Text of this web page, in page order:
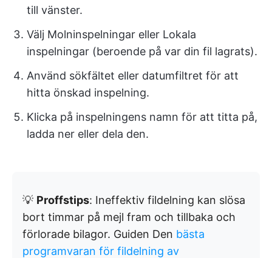
till vänster.
Välj Molninspelningar eller Lokala
inspelningar (beroende på var din fil lagrats).
Använd sökfältet eller datumfiltret för att
hitta önskad inspelning.
Klicka på inspelningens namn för att titta på,
ladda ner eller dela den.
💡 Proffstips: Ineffektiv fildelning kan slösa
bort timmar på mejl fram och tillbaka och
förlorade bilagor. Guiden Den bästa
programvaran för fildelning av